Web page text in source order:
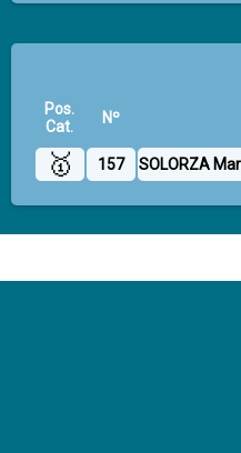
Pos.
Cat.
Nº
🥇 157 SOLORZA